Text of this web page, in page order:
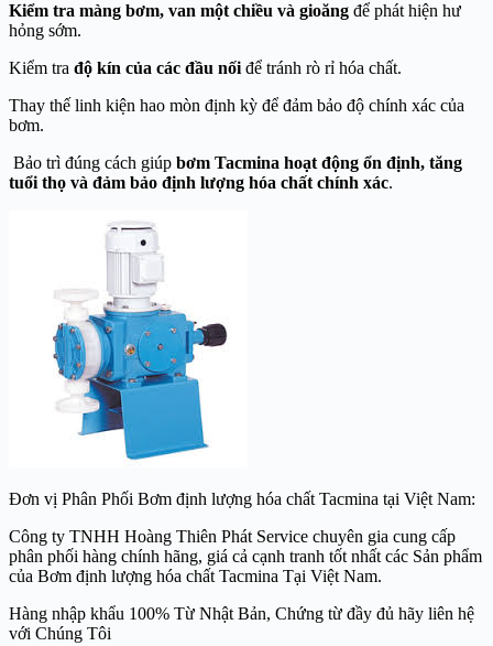
Kiểm tra màng bơm, van một chiều và gioăng để phát hiện hư
hỏng sớm.
Kiểm tra độ kín của các đầu nối để tránh rò rỉ hóa chất.
Thay thế linh kiện hao mòn định kỳ để đảm bảo độ chính xác của
bơm.
Bảo trì đúng cách giúp bơm Tacmina hoạt động ổn định, tăng
tuổi thọ và đảm bảo định lượng hóa chất chính xác.
Đơn vị Phân Phối Bơm định lượng hóa chất Tacmina tại Việt Nam:
Công ty TNHH Hoàng Thiên Phát Service chuyên gia cung cấp
phân phối hàng chính hãng, giá cả cạnh tranh tốt nhất các Sản phẩm
của Bơm định lượng hóa chất Tacmina Tại Việt Nam.
Hàng nhập khẩu 100% Từ Nhật Bản, Chứng từ đầy đủ hãy liên hệ
với Chúng Tôi